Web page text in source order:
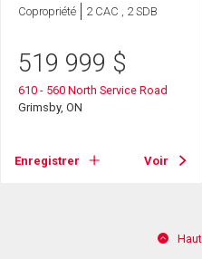
Copropriété 2 CAC , 2 SDB
519 999 $
610 - 560 North Service Road
Grimsby, ON
Enregistrer Voir